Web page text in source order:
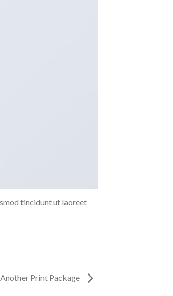
tincidunt ut laoreet
Another Print Package